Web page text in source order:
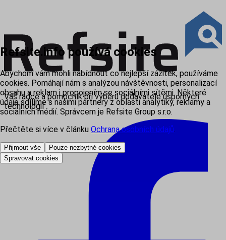
Váš rádce a pomocník při výběru dodavatele úsporných
technologií
Refsite.info používá cookies
Abychom vám mohli nabídnout co nejlepší zážitek, používáme
cookies. Pomáhají nám s analýzou návštěvnosti, personalizací
obsahu a reklam i propojením se sociálními sítěmi. Některé
údaje sdílíme s našimi partnery z oblasti analytiky, reklamy a
sociálních médií. Správcem je Refsite Group s.r.o.
Přečtěte si více v článku Ochrana osobních údajů.
Přijmout vše
Pouze nezbytné cookies
Spravovat cookies